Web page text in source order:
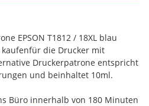
EPSON T1812 / 18XL blau
die Drucker mit
Druckerpatrone entspricht
und beinhaltet 10ml.
Büro innerhalb von 180 Minuten